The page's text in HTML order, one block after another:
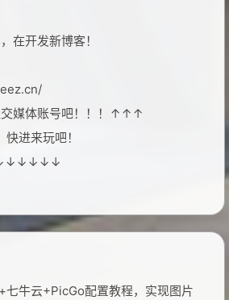
在开发新博客！
交媒体账号吧！！！↑↑↑
进来玩吧！
七牛云+PicGo配置教程，实现图片